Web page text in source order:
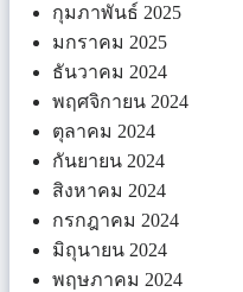
กุมภาพันธ์ 2025
มกราคม 2025
ธันวาคม 2024
พฤศจิกายน 2024
ตุลาคม 2024
กันยายน 2024
สิงหาคม 2024
กรกฎาคม 2024
มิถุนายน 2024
พฤษภาคม 2024